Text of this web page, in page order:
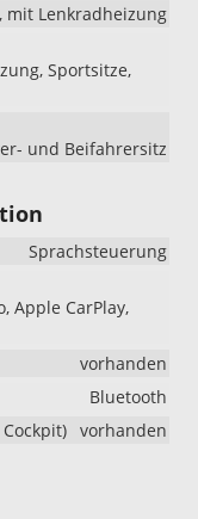
mit Lenkradheizung
Sportsitze,
und Beifahrersitz
Sprachsteuerung
Apple CarPlay,
vorhanden
Bluetooth
vorhanden